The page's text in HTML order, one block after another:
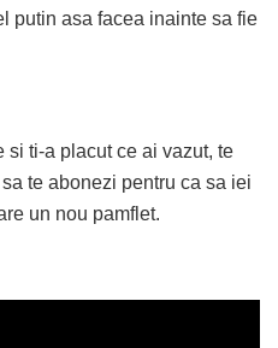
putin asa facea inainte sa fie
si ti-a placut ce ai vazut, te
te abonezi pentru ca sa iei
un nou pamflet.